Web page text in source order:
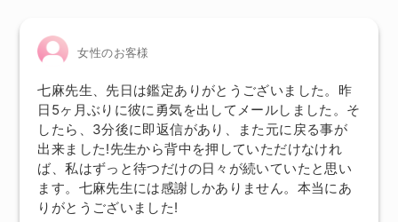
女性のお客様
七麻先生、先日は鑑定ありがとうございました。昨
日5ヶ月ぶりに彼に勇気を出してメールしました。そ
したら、3分後に即返信があり、また元に戻る事が
出来ました!先生から背中を押していただけなけれ
ば、私はずっと待つだけの日々が続いていたと思い
ます。七麻先生には感謝しかありません。本当にあ
りがとうございました!